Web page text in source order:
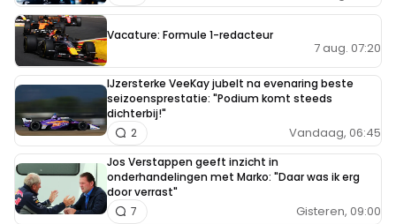
Vacature: Formule 1-redacteur
7 aug. 07:20
IJzersterke VeeKay jubelt na evenaring beste
seizoensprestatie: "Podium komt steeds
dichterbij!"
Vandaag, 06:45
2
Jos Verstappen geeft inzicht in
onderhandelingen met Marko: "Daar was ik erg
door verrast"
Gisteren, 09:00
7